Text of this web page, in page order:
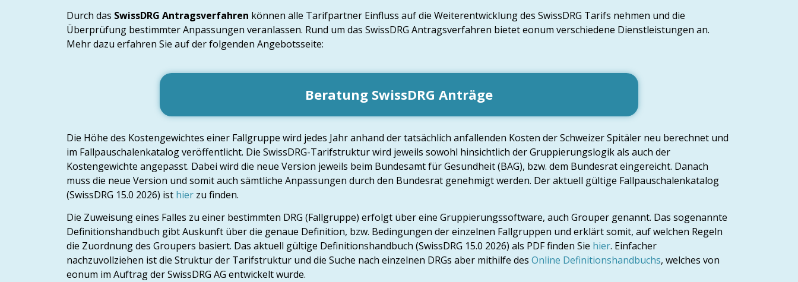
Durch das SwissDRG Antragsverfahren können alle Tarifpartner Einfluss auf die Weiterentwicklung des SwissDRG Tarifs nehmen und die
Überprüfung bestimmter Anpassungen veranlassen. Rund um das SwissDRG Antragsverfahren bietet eonum verschiedene Dienstleistungen an.
Mehr dazu erfahren Sie auf der folgenden Angebotsseite:
Beratung SwissDRG Anträge
Die Höhe des Kostengewichtes einer Fallgruppe wird jedes Jahr anhand der tatsächlich anfallenden Kosten der Schweizer Spitäler neu berechnet und
im Fallpauschalenkatalog veröffentlicht. Die SwissDRG-Tarifstruktur wird jeweils sowohl hinsichtlich der Gruppierungslogik als auch der
Kostengewichte angepasst. Dabei wird die neue Version jeweils beim Bundesamt für Gesundheit (BAG), bzw. dem Bundesrat eingereicht. Danach
muss die neue Version und somit auch sämtliche Anpassungen durch den Bundesrat genehmigt werden. Der aktuell gültige Fallpauschalenkatalog
(SwissDRG 15.0 2026) ist hier zu finden.
Die Zuweisung eines Falles zu einer bestimmten DRG (Fallgruppe) erfolgt über eine Gruppierungssoftware, auch Grouper genannt. Das sogenannte
Definitionshandbuch gibt Auskunft über die genaue Definition, bzw. Bedingungen der einzelnen Fallgruppen und erklärt somit, auf welchen Regeln
die Zuordnung des Groupers basiert. Das aktuell gültige Definitionshandbuch (SwissDRG 15.0 2026) als PDF finden Sie hier. Einfacher
nachzuvollziehen ist die Struktur der Tarifstruktur und die Suche nach einzelnen DRGs aber mithilfe des Online Definitionshandbuchs, welches von
eonum im Auftrag der SwissDRG AG entwickelt wurde.